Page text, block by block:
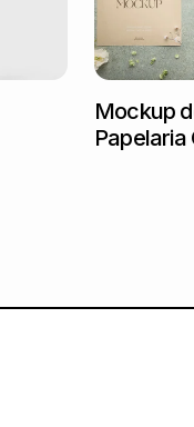
Mockup
Papelaria